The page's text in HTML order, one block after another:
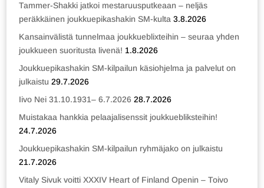
Tammer-Shakki jatkoi mestaruusputkeaan – neljäs
peräkkäinen joukkuepikashakin SM-kulta 3.8.2026
Kansainvälistä tunnelmaa joukkueblixteihin – seuraa yhden
joukkueen suoritusta livenä! 1.8.2026
Joukkuepikashakin SM-kilpailun käsiohjelma ja palvelut on
julkaistu 29.7.2026
Iivo Nei 31.10.1931– 6.7.2026 28.7.2026
Muistakaa hankkia pelaajalisenssit joukkuebliksteihin!
24.7.2026
Joukkuepikashakin SM-kilpailun ryhmäjako on julkaistu
21.7.2026
Vitaly Sivuk voitti XXXIV Heart of Finland Openin – Toivo